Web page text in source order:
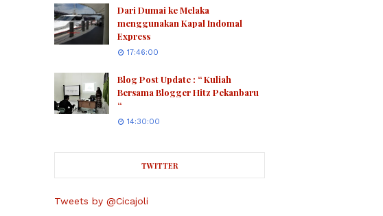
Dari Dumai ke Melaka
menggunakan Kapal Indomal
Express
17:46:00
Blog Post Update : “ Kuliah
Bersama Blogger Hitz Pekanbaru
“
14:30:00
TWITTER
Tweets by @Cicajoli